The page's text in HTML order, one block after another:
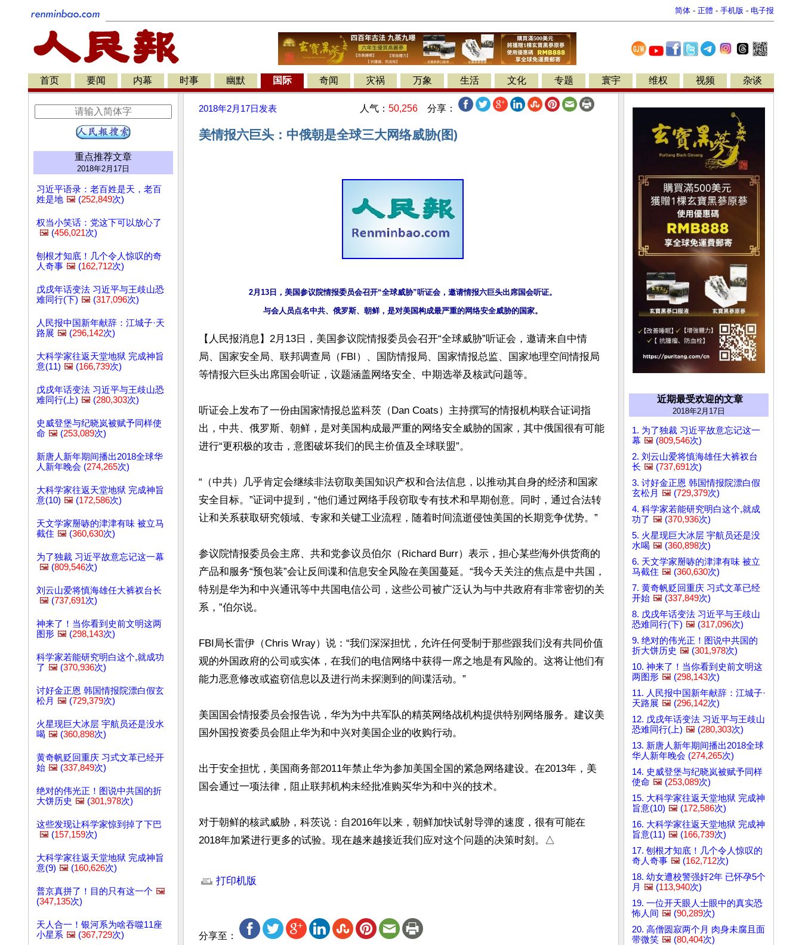
简体 - 正體 - 手机版 - 电子报
首页 要闻 内幕 时事 幽默 国际 奇闻 灾祸 万象 生活 文化 专题 寰宇 维权 视频 杂谈
重点推荐文章
2018年2月17日
习近平语录：老百姓是天，老百
姓是地 🖼️ (252,849次)
权当小笑话：党这下可以放心了
🖼️ (456,021次)
刨根才知底！几个令人惊叹的奇
人奇事 🖼️ (162,712次)
戊戌年话变法 习近平与王歧山恐
难同行(下) 🖼️ (317,096次)
人民报中国新年献辞：江城子·天
路展 🖼️ (296,142次)
大科学家往返天堂地狱 完成神旨
意(11) 🖼️ (166,739次)
戊戌年话变法 习近平与王歧山恐
难同行(上) 🖼️ (280,303次)
史威登堡与纪晓岚被赋予同样使
命 🖼️ (253,089次)
新唐人新年期间播出2018全球华
人新年晚会 (274,265次)
大科学家往返天堂地狱 完成神旨
意(10) 🖼️ (172,586次)
天文学家掰哧的津津有味 被立马
截住 🖼️ (360,630次)
为了独裁 习近平故意忘记这一幕
🖼️ (809,546次)
刘云山爱将慎海雄任大裤衩台长
🖼️ (737,691次)
神来了！当你看到史前文明这两
图形 🖼️ (298,143次)
科学家若能研究明白这个,就成功
了 🖼️ (370,936次)
讨好金正恩 韩国情报院漂白假玄
松月 🖼️ (729,379次)
火星现巨大冰层 宇航员还是没水
喝 🖼️ (360,898次)
黄奇帆贬回重庆 习式文革已经开
始 🖼️ (337,849次)
绝对的伟光正！图说中共国的折
大饼历史 🖼️ (301,978次)
这些发现让科学家惊到掉了下巴
🖼️ (157,159次)
大科学家往返天堂地狱 完成神旨
意(9) 🖼️ (160,626次)
普京真拼了！目的只有这一个 🖼️
(347,135次)
天人合一！银河系为啥吞噬11座
小星系 🖼️ (367,729次)
2018年2月17日 发表 人气： 50,256 分享：
美情报六巨头：中俄朝是全球三大网络威胁(图)
2月13日，美国参议院情报委员会召开“全球威胁”听证会，邀请情报六巨头出席国会听证。
【人民报消息】2月13日，美国参议院情报委员会召开“全球威胁”听证会，邀请来自中情
局、国家安全局、联邦调查局（FBI）、国防情报局、国家情报总监、国家地理空间情报局
等情报六巨头出席国会听证，议题涵盖网络安全、中期选举及核武问题等。
听证会上发布了一份由国家情报总监科茨（Dan Coats）主持撰写的情报机构联合证词指
出，中共、俄罗斯、朝鲜，是对美国构成最严重的网络安全威胁的国家，其中俄国很有可能
进行“更积极的攻击，意图破坏我们的民主价值及全球联盟”。
“（中共）几乎肯定会继续非法窃取美国知识产权和合法信息，以推动其自身的经济和国家
安全目标。”证词中提到，“他们通过网络手段窃取专有技术和早期创意。同时，通过合法转
让和关系获取研究领域、专家和关键工业流程，随着时间流逝侵蚀美国的长期竞争优势。”
参议院情报委员会主席、共和党参议员伯尔（Richard Burr）表示，担心某些海外供货商的
产品和服务“预包装”会让反间谍和信息安全风险在美国蔓延。“我今天关注的焦点是中共国，
特别是华为和中兴通讯等中共国电信公司，这些公司被广泛认为与中共政府有非常密切的关
系，”伯尔说。
FBI局长雷伊（Chris Wray）说：“我们深深担忧，允许任何受制于那些跟我们没有共同价值
观的外国政府的公司或实体，在我们的电信网络中获得一席之地是有风险的。这将让他们有
能力恶意修改或盗窃信息以及进行尚未探测到的间谍活动。”
美国国会情报委员会报告说，华为为中共军队的精英网络战机构提供特别网络服务。建议美
国外国投资委员会阻止华为和中兴对美国企业的收购行动。
出于安全担忧，美国商务部2011年禁止华为参加美国全国的紧急网络建设。在2013年，美
国会通过一项法律，阻止联邦机构未经批准购买华为和中兴的技术。
对于朝鲜的核武威胁，科茨说：自2016年以来，朝鲜加快试射导弹的速度，很有可能在
2018年加紧进行更多的试验。现在越来越接近我们应对这个问题的决策时刻。△
打印机版
分享至：
近期最受欢迎的文章
2018年2月17日
1. 为了独裁 习近平故意忘记这一
幕 🖼️ (809,546次)
2. 刘云山爱将慎海雄任大裤衩台
长 🖼️ (737,691次)
3. 讨好金正恩 韩国情报院漂白假
玄松月 🖼️ (729,379次)
4. 科学家若能研究明白这个,就成
功了 🖼️ (370,936次)
5. 火星现巨大冰层 宇航员还是没
水喝 🖼️ (360,898次)
6. 天文学家掰哧的津津有味 被立
马截住 🖼️ (360,630次)
7. 黄奇帆贬回重庆 习式文革已经
开始 🖼️ (337,849次)
8. 戊戌年话变法 习近平与王歧山
恐难同行(下) 🖼️ (317,096次)
9. 绝对的伟光正！图说中共国的
折大饼历史 🖼️ (301,978次)
10. 神来了！当你看到史前文明这
两图形 🖼️ (298,143次)
11. 人民报中国新年献辞：江城子·
天路展 🖼️ (296,142次)
12. 戊戌年话变法 习近平与王歧山
恐难同行(上) 🖼️ (280,303次)
13. 新唐人新年期间播出2018全球
华人新年晚会 (274,265次)
14. 史威登堡与纪晓岚被赋予同样
使命 🖼️ (253,089次)
15. 大科学家往返天堂地狱 完成神
旨意(10) 🖼️ (172,586次)
16. 大科学家往返天堂地狱 完成神
旨意(11) 🖼️ (166,739次)
17. 刨根才知底！几个令人惊叹的
奇人奇事 🖼️ (162,712次)
18. 幼女遭校警强奸2年 已怀孕5个
月 🖼️ (113,940次)
19. 一位开天眼人士眼中的真实恐
怖人间 🖼️ (90,289次)
20. 高僧圆寂两个月 肉身未腐且面
带微笑 🖼️ (80,404次)